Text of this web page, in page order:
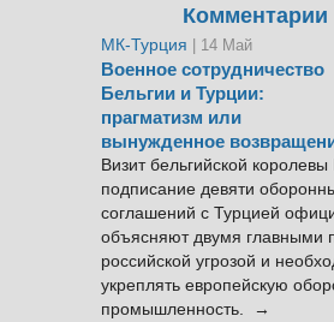
МК-Турция | 14 Май
Военное сотрудничество
Бельгии и Турции:
прагматизм или
вынужденное
Визит бельгийской
подписание девяти
соглашений с Турцией
объясняют двумя главными
российской угрозой и
укреплять европейскую
промышленность. →